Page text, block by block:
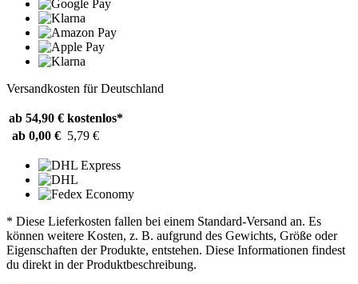
Versandkosten für Deutschland
ab 54,90 € kostenlos*
ab 0,00 € 5,79 €
* Diese Lieferkosten fallen bei einem Standard-Versand an. Es
können weitere Kosten, z. B. aufgrund des Gewichts, Größe oder
Eigenschaften der Produkte, entstehen. Diese Informationen findest
du direkt in der Produktbeschreibung.